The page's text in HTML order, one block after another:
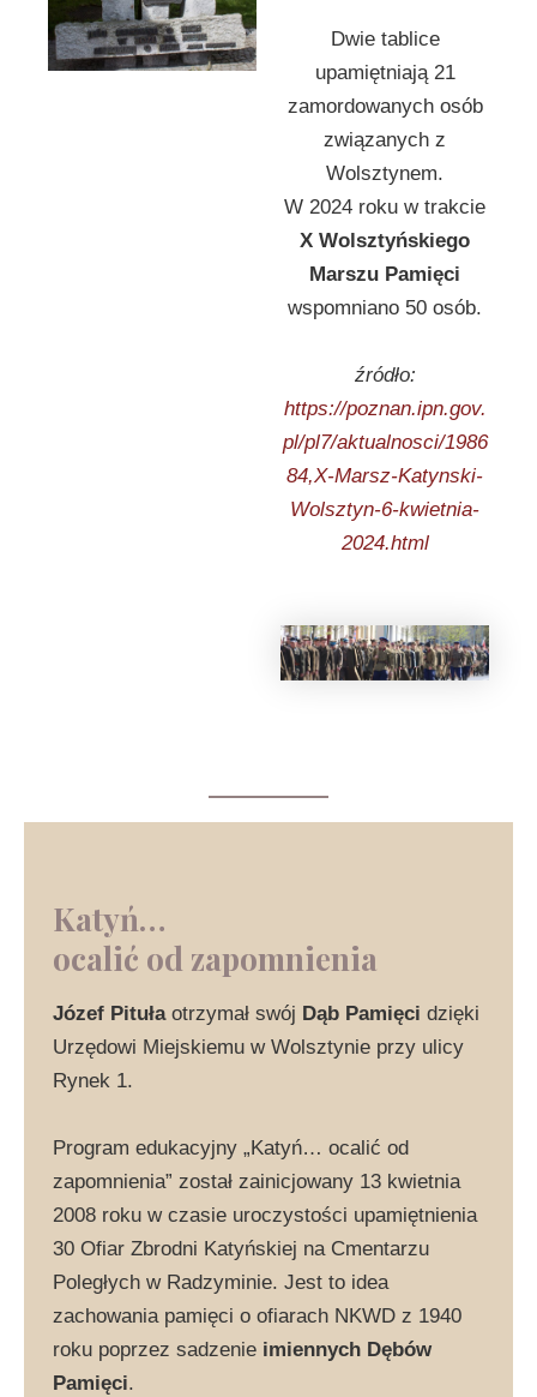
Dwie tablice
upamiętniają 21
zamordowanych osób
związanych z
Wolsztynem.
W 2024 roku w trakcie
X Wolsztyńskiego
Marszu Pamięci
wspomniano 50 osób.
źródło:
https://poznan.ipn.gov.
pl/pl7/aktualnosci/1986
84,X-Marsz-Katynski-
Wolsztyn-6-kwietnia-
2024.html
Katyń…
ocalić od zapomnienia
Józef Pituła otrzymał swój Dąb Pamięci dzięki
Urzędowi Miejskiemu w Wolsztynie przy ulicy
Rynek 1.
Program edukacyjny „Katyń… ocalić od
zapomnienia” został zainicjowany 13 kwietnia
2008 roku w czasie uroczystości upamiętnienia
30 Ofiar Zbrodni Katyńskiej na Cmentarzu
Poległych w Radzyminie. Jest to idea
zachowania pamięci o ofiarach NKWD z 1940
roku poprzez sadzenie imiennych Dębów
Pamięci.